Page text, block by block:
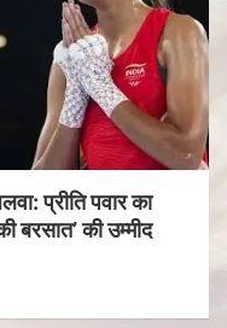
प्रीति पवार का
बरसात’ की उम्मीद